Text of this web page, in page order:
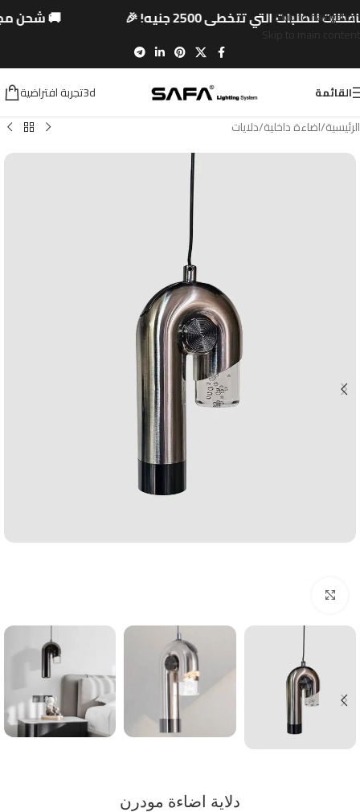
🚚 شحن للطلبات التي تتخطى 2500 جنيه! 🎉
Skip to navigation
Skip to main content
القائمة
3dتجربة افتراضية
الرئيسية/اضاءة داخلية/دلايات
دلاية اضاءة مودرن